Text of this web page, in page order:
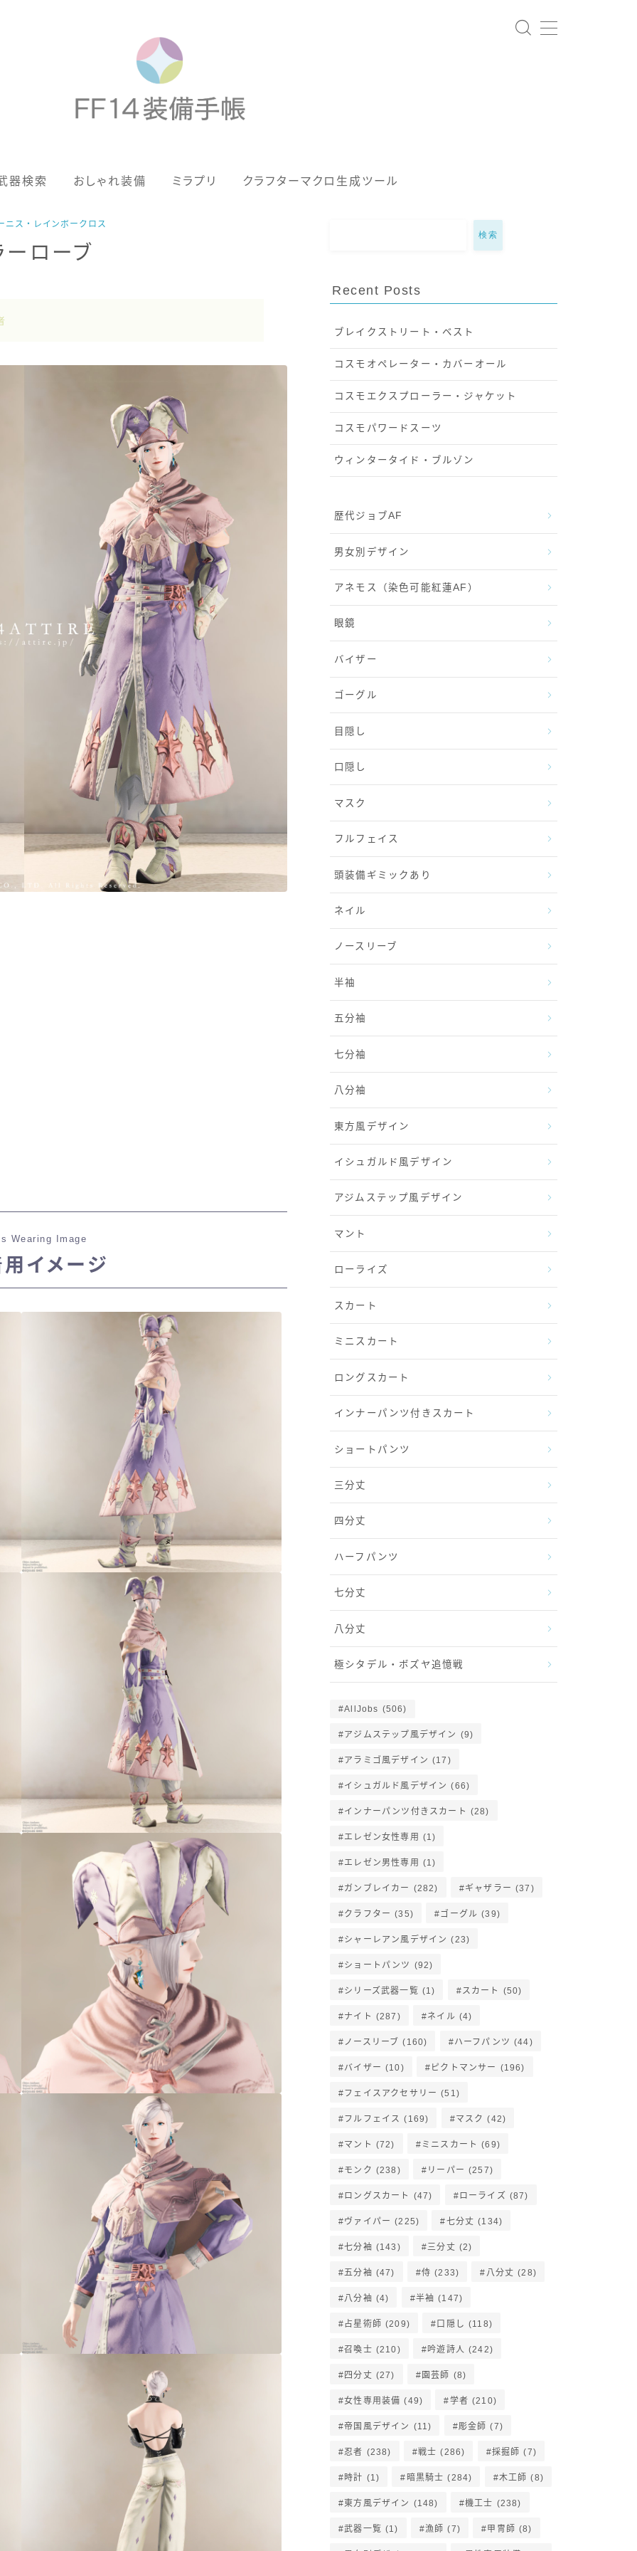
器検索 おしゃれ装備 ミラプリ クラフターマクロ生成ツール
男女別デザイン
アネモス（染色可能紅蓮AF）
フルフェイス
頭装備ギミックあり
ノースリーブ
七分袖
東方風デザイン
三分丈
極シタデル・ボズヤ追憶戦
ス・レインボークロス
ーローブ
Wearing Image
イメージ
検索
Recent Posts
ブレイクストリート・ベスト
コスモオペレーター・カバーオール
コスモエクスプローラー・ジャケット
コスモパワードスーツ
ウィンタータイド・ブルゾン
歴代ジョブAF
男女別デザイン
アネモス（染色可能紅蓮AF）
眼鏡
バイザー
ゴーグル
目隠し
口隠し
マスク
フルフェイス
頭装備ギミックあり
ネイル
ノースリーブ
半袖
五分袖
七分袖
八分袖
東方風デザイン
イシュガルド風デザイン
アジムステップ風デザイン
マント
ローライズ
スカート
ミニスカート
ロングスカート
インナーパンツ付きスカート
ショートパンツ
三分丈
四分丈
ハーフパンツ
七分丈
八分丈
極シタデル・ボズヤ追憶戦
AllJobs (506)
アジムステップ風デザイン (9)
アラミゴ風デザイン (17)
イシュガルド風デザイン (66)
インナーパンツ付きスカート (28)
エレゼン女性専用 (1)
エレゼン男性専用 (1)
ガンブレイカー (282) ギャザラー (37)
クラフター (35) ゴーグル (39)
シャーレアン風デザイン (23)
ショートパンツ (92)
シリーズ武器一覧 (1) スカート (50)
ナイト (287) ネイル (4)
ノースリーブ (160) ハーフパンツ (44)
バイザー (10) ピクトマンサー (196)
フェイスアクセサリー (51)
フルフェイス (169) マスク (42)
マント (72) ミニスカート (69)
モンク (238) リーパー (257)
ロングスカート (47) ローライズ (87)
ヴァイパー (225) 七分丈 (134)
七分袖 (143) 三分丈 (2)
五分袖 (47) 侍 (233) 八分丈 (28)
八分袖 (4) 半袖 (147)
占星術師 (209) 口隠し (118)
召喚士 (210) 吟遊詩人 (242)
四分丈 (27) 園芸師 (8)
女性専用装備 (49) 学者 (210)
帝国風デザイン (11) 彫金師 (7)
忍者 (238) 戦士 (286) 採掘師 (7)
時計 (1) 暗黒騎士 (284) 木工師 (8)
東方風デザイン (148) 機工士 (238)
武器一覧 (1) 漁師 (7) 甲冑師 (8)